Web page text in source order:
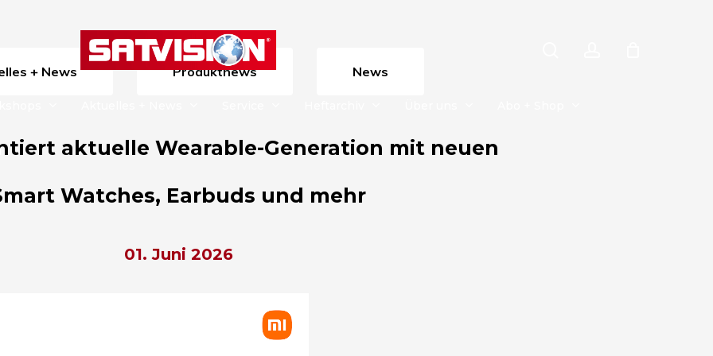
+ News Produktnews News
aktuelle Wearable-Generation mit neuen
Watches, Earbuds und mehr
01. Juni 2026